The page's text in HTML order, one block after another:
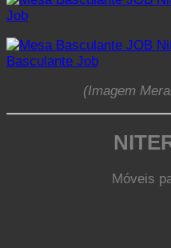
(Imagem
Móveis